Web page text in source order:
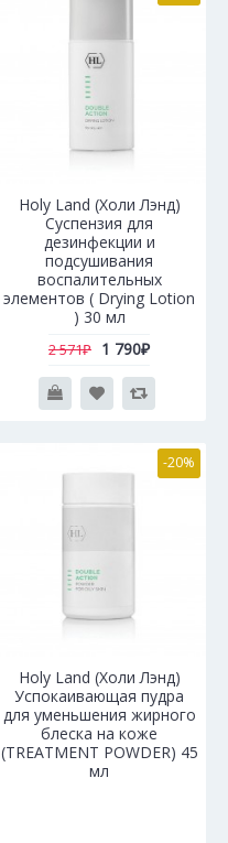
Holy Land (Холи Лэнд)
Суспензия для
дезинфекции и
подсушивания
воспалительных
элементов ( Drying Lotion
) 30 мл
2 571₽ 1 790₽
-20%
Holy Land (Холи Лэнд)
Успокаивающая пудра
для уменьшения жирного
блеска на коже
(TREATMENT POWDER) 45
мл